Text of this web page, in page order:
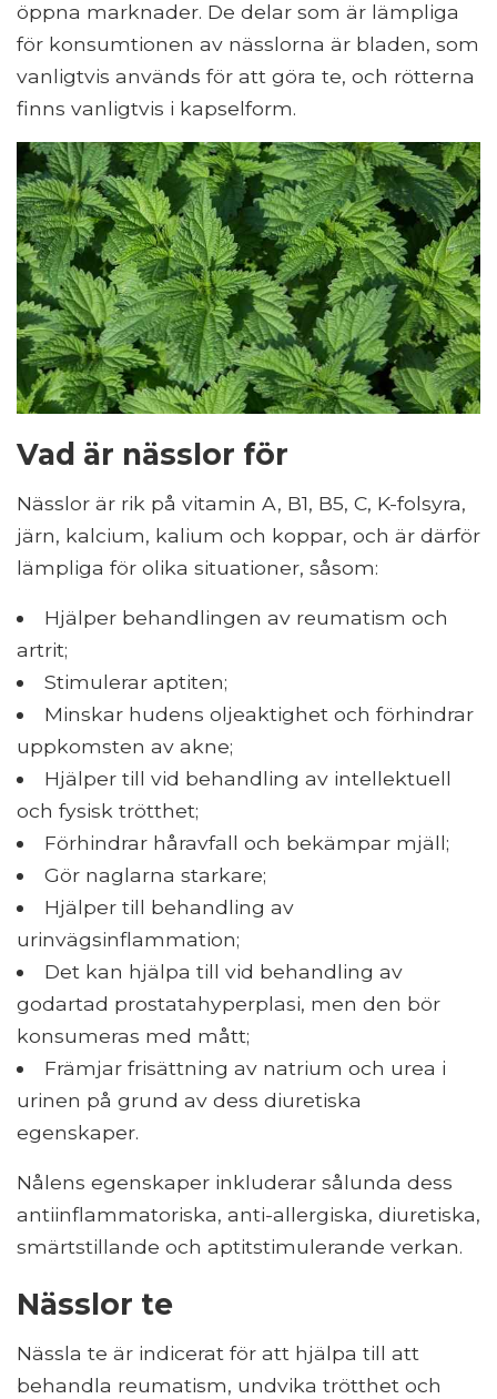
öppna marknader. De delar som är lämpliga
för konsumtionen av nässlorna är bladen, som
vanligtvis används för att göra te, och rötterna
finns vanligtvis i kapselform.
Vad är nässlor för
Nässlor är rik på vitamin A, B1, B5, C, K-folsyra,
järn, kalcium, kalium och koppar, och är därför
lämpliga för olika situationer, såsom:
Hjälper behandlingen av reumatism och
artrit;
Stimulerar aptiten;
Minskar hudens oljeaktighet och förhindrar
uppkomsten av akne;
Hjälper till vid behandling av intellektuell
och fysisk trötthet;
Förhindrar håravfall och bekämpar mjäll;
Gör naglarna starkare;
Hjälper till behandling av
urinvägsinflammation;
Det kan hjälpa till vid behandling av
godartad prostatahyperplasi, men den bör
konsumeras med mått;
Främjar frisättning av natrium och urea i
urinen på grund av dess diuretiska
egenskaper.
Nålens egenskaper inkluderar sålunda dess
antiinflammatoriska, anti-allergiska, diuretiska,
smärtstillande och aptitstimulerande verkan.
Nässlor te
Nässla te är indicerat för att hjälpa till att
behandla reumatism, undvika trötthet och